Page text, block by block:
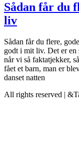
Sådan får du
liv
Sådan får du flere,
godt i mit liv. Det er
når vi så faktatjekker,
fået et barn, man er
danset natten
All rights reserved |